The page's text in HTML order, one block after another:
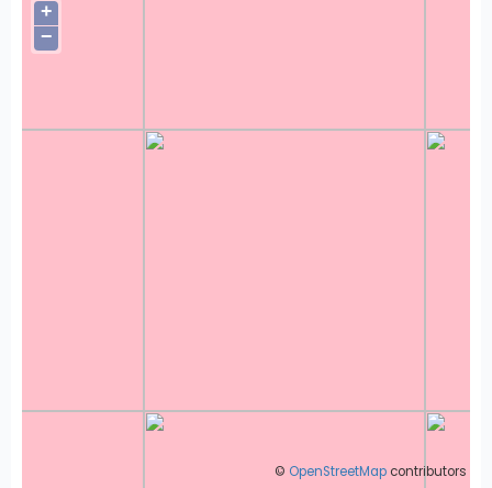
+
−
© OpenStreetMap contributors